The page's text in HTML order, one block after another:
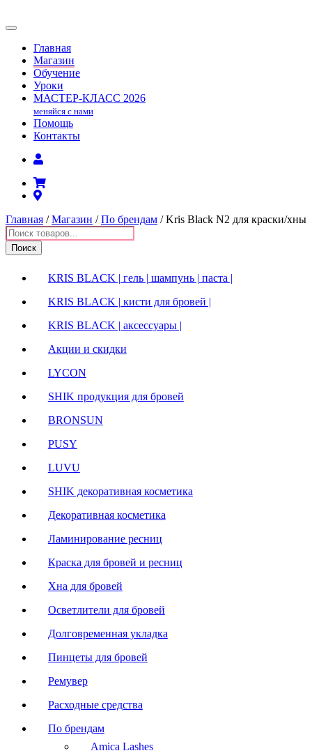
Главная
Магазин
Обучение
Уроки
МАСТЕР-КЛАСС 2026
меняйся с нами
Помощь
Контакты
Главная /Магазин /По брендам / Kris Black N2 для краски/хны
Поиск
товаров
Поиск
KRIS BLACK | гель | шампунь | паста |
KRIS BLACK | кисти для бровей |
KRIS BLACK | аксессуары |
Акции и скидки
LYCON
SHIK продукция для бровей
BRONSUN
PUSY
LUVU
SHIK декоративная косметика
Декоративная косметика
Ламинирование ресниц
Краска для бровей и ресниц
Хна для бровей
Осветлители для бровей
Долговременная укладка
Пинцеты для бровей
Ремувер
Расходные средства
По брендам
Amica Lashes